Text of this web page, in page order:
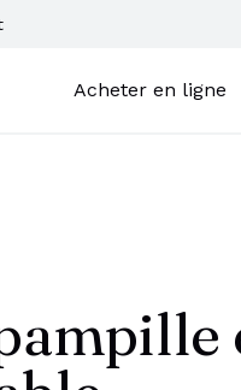
Acheter en ligne